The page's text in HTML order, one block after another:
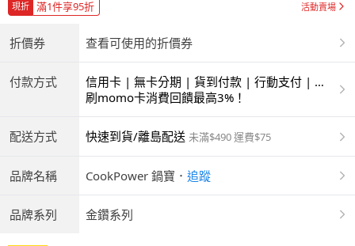
現折 滿1件享95折 活動賣場
折價券 查看可使用的折價券
付款方式
信用卡 | 無卡分期 | 貨到付款 | 行動支付 | 超
商付款 | ATM | 銀聯卡
刷momo卡消費回饋最高3%！
配送方式 快速到貨/離島配送 未滿$490 運費$75
品牌名稱 CookPower 鍋寶 ． 追蹤
品牌系列 金鑽系列